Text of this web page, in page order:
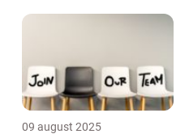
09 august 2025